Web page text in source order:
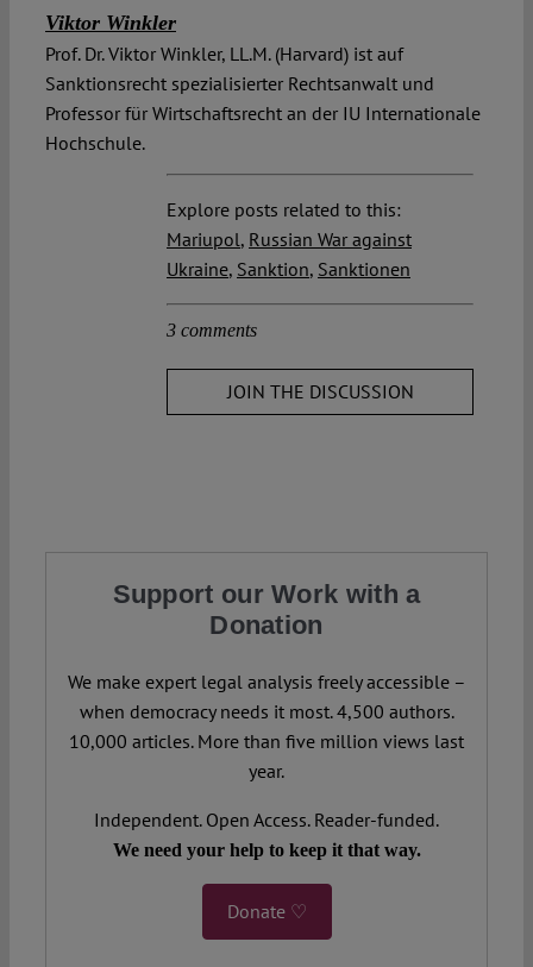
Viktor Winkler
Prof. Dr. Viktor Winkler, LL.M. (Harvard) ist auf
Sanktionsrecht spezialisierter Rechtsanwalt und
Professor für Wirtschaftsrecht an der IU Internationale
Hochschule.
Explore posts related to this:
Mariupol, Russian War against
Ukraine, Sanktion, Sanktionen
3 comments
JOIN THE DISCUSSION
Support our Work with a
Donation
We make expert legal analysis freely accessible –
when democracy needs it most. 4,500 authors.
10,000 articles. More than five million views last
year.
Independent. Open Access. Reader-funded.
We need your help to keep it that way.
Donate ♡